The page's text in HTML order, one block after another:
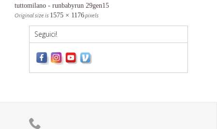
tuttomilano - runbabyrun 29gen15
Original size is 1575 × 1176pixels
Seguici!
